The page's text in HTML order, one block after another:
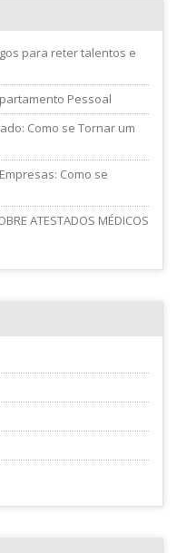
para reter talentos e
Pessoal
Como se Tornar um
Como se
ATESTADOS MÉDICOS